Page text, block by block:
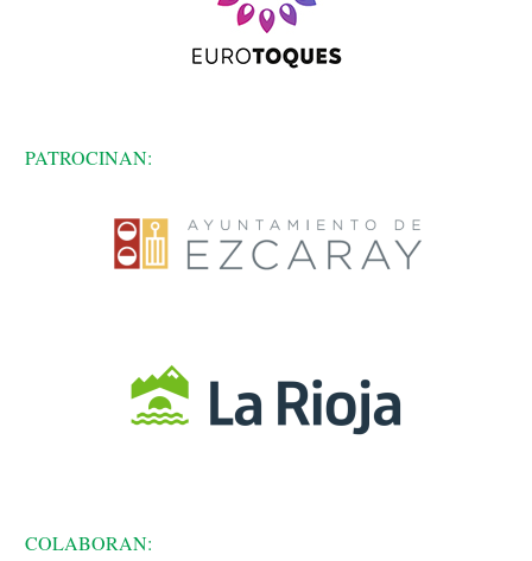
PATROCINAN:
COLABORAN: